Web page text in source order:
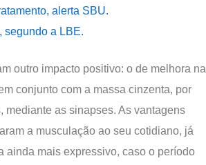
alerta SBU.
segundo a LBE.
outro impacto positivo: o de melhora na
conjunto com a massa cinzenta, por
mediante as sinapses. As vantagens
a musculação ao seu cotidiano, já
ainda mais expressivo, caso o período